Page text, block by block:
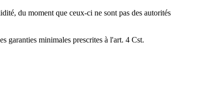
du moment que ceux-ci ne sont pas des autorités
garanties minimales prescrites à l'art. 4 Cst.